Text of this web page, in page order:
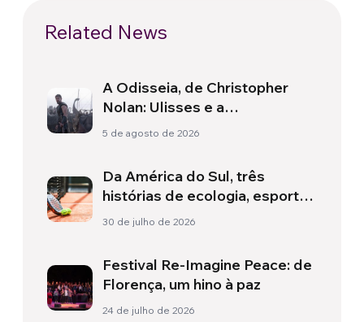
Related News
A Odisseia, de Christopher
Nolan: Ulisses e a
necessidade de um novo
5 de agosto de 2026
Da América do Sul, três
histórias de ecologia, esporte
e saúde
30 de julho de 2026
Festival Re-Imagine Peace: de
Florença, um hino à paz
24 de julho de 2026